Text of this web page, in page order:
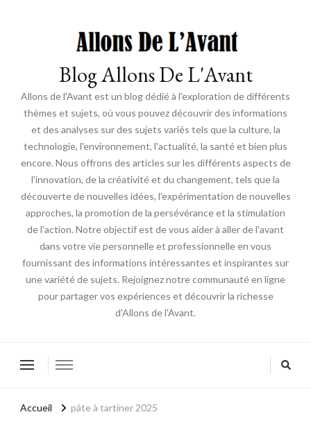
Blog Allons De L'Avant
Allons de l'Avant est un blog dédié à l'exploration de différents
thèmes et sujets, où vous pouvez découvrir des informations
et des analyses sur des sujets variés tels que la culture, la
technologie, l'environnement, l'actualité, la santé et bien plus
encore. Nous offrons des articles sur les différents aspects de
l'innovation, de la créativité et du changement, tels que la
découverte de nouvelles idées, l'expérimentation de nouvelles
approches, la promotion de la persévérance et la stimulation
de l'action. Notre objectif est de vous aider à aller de l'avant
dans votre vie personnelle et professionnelle en vous
fournissant des informations intéressantes et inspirantes sur
une variété de sujets. Rejoignez notre communauté en ligne
pour partager vos expériences et découvrir la richesse
d'Allons de l'Avant.
Accueil pâte à tartiner 2025